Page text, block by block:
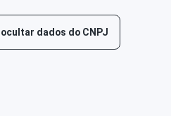
dados do CNPJ